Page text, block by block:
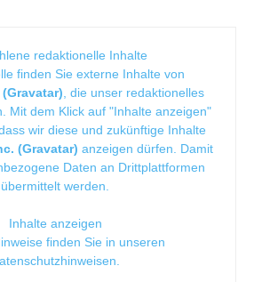
redaktionelle Inhalte
finden Sie externe Inhalte von
, die unser redaktionelles
Mit dem Klick auf "Inhalte anzeigen"
wir diese und zukünftige Inhalte
(Gravatar) anzeigen dürfen. Damit
Daten an Drittplattformen
übermittelt werden.
Inhalte anzeigen
finden Sie in unseren